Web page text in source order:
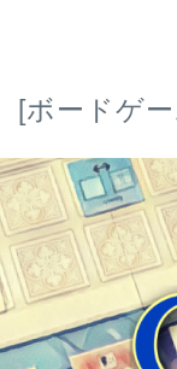
[ボードゲ